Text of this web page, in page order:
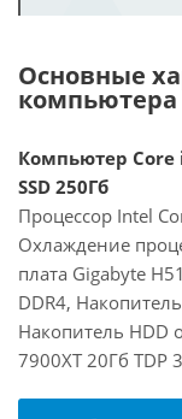
Основные
компьютера
Компьютер Core
SSD 250Гб
Процессор Intel
Охлаждение
плата Gigabyte
DDR4,
Накопитель HDD
7900XT 20Гб TDP